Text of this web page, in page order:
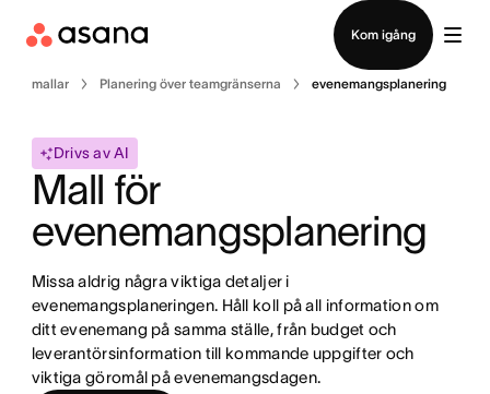
Kom igång
mallar Planering över teamgränserna evenemangsplanering
Drivs av AI
Mall för
evenemangsplanering
Missa aldrig några viktiga detaljer i
evenemangsplaneringen. Håll koll på all information om
ditt evenemang på samma ställe, från budget och
leverantörsinformation till kommande uppgifter och
viktiga göromål på evenemangsdagen.